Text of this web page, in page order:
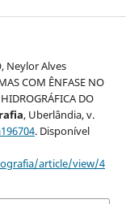
Neylor Alves
COM ÊNFASE NO
DO
, Uberlândia, v.
. Disponível
article/view/4